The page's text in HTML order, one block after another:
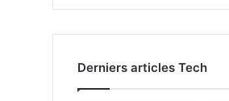
Derniers articles Tech